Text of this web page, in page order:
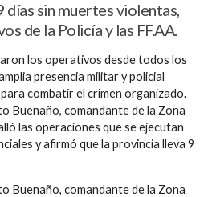
días sin muertes violentas,
de la Policía y las FF.AA.
los operativos desde todos los
presencia militar y policial
combatir el crimen organizado.
Buenaño, comandante de la Zona
las operaciones que se ejecutan
y afirmó que la provincia lleva 9
Buenaño, comandante de la Zona